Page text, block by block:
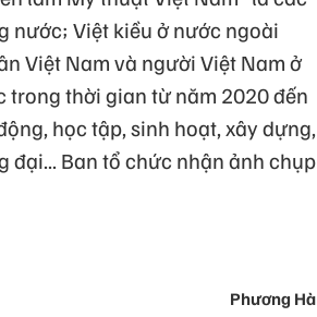
nước; Việt kiều ở nước ngoài
Việt Nam và người Việt Nam ở
trong thời gian từ năm 2020 đến
học tập, sinh hoạt, xây dựng,
đại... Ban tổ chức nhận ảnh chụp
Phương Hà